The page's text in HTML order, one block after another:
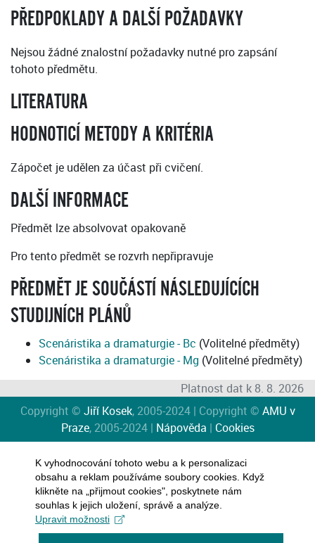
PŘEDPOKLADY A DALŠÍ POŽADAVKY
Nejsou žádné znalostní požadavky nutné pro zapsání
tohoto předmětu.
LITERATURA
HODNOTICÍ METODY A KRITÉRIA
Zápočet je udělen za účast při cvičení.
DALŠÍ INFORMACE
Předmět lze absolvovat opakovaně
Pro tento předmět se rozvrh nepřipravuje
PŘEDMĚT JE SOUČÁSTÍ NÁSLEDUJÍCÍCH
STUDIJNÍCH PLÁNŮ
Scenáristika a dramaturgie - Bc (Volitelné předměty)
Scenáristika a dramaturgie - Mg (Volitelné předměty)
Platnost dat k 8. 8. 2026
Copyright © Jiří Kosek, 2005-2024 | Copyright © AMU v
Praze, 2005-2024 | Nápověda | Cookies
K vyhodnocování tohoto webu a k personalizaci
obsahu a reklam používáme soubory cookies. Když
klikněte na „přijmout cookies", poskytnete nám
souhlas k jejich uložení, správě a analýze.
Upravit možnosti